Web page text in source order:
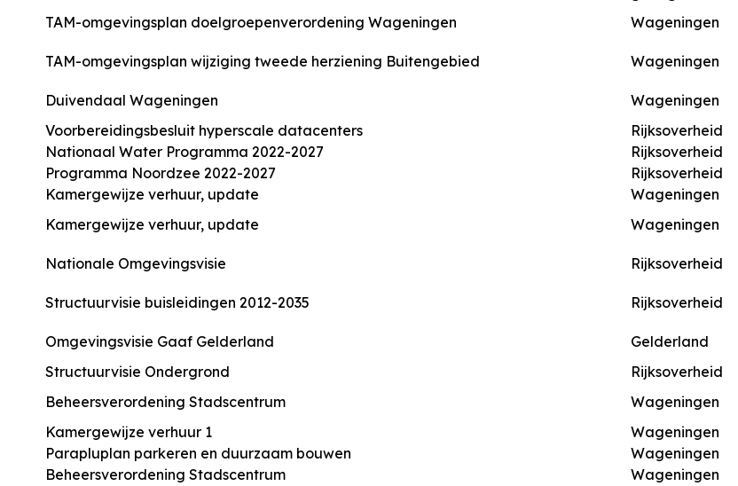
TAM-omgevingsplan doelgroepenverordening Wageningen Wageningen
TAM-omgevingsplan wijziging tweede herziening Buitengebied Wageningen
Duivendaal Wageningen Wageningen
Voorbereidingsbesluit hyperscale datacenters
Rijksoverheid
Nationaal Water Programma 2022-2027
Rijksoverheid
Programma Noordzee 2022-2027
Rijksoverheid
Kamergewijze verhuur, update
Wageningen
Kamergewijze verhuur, update
Wageningen
Nationale Omgevingsvisie Rijksoverheid
Structuurvisie buisleidingen 2012-2035 Rijksoverheid
Omgevingsvisie Gaaf Gelderland Gelderland
Structuurvisie Ondergrond
Rijksoverheid
Beheersverordening Stadscentrum
Wageningen
Kamergewijze verhuur 1
Wageningen
Parapluplan parkeren en duurzaam bouwen
Wageningen
Beheersverordening Stadscentrum
Wageningen